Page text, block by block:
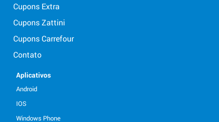
Cupons Extra
Cupons Zattini
Cupons Carrefour
Contato
Aplicativos
Android
IOS
Windows Phone